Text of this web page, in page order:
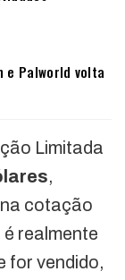
e Palworld volta
Limitada
,
na cotação
realmente
for vendido,